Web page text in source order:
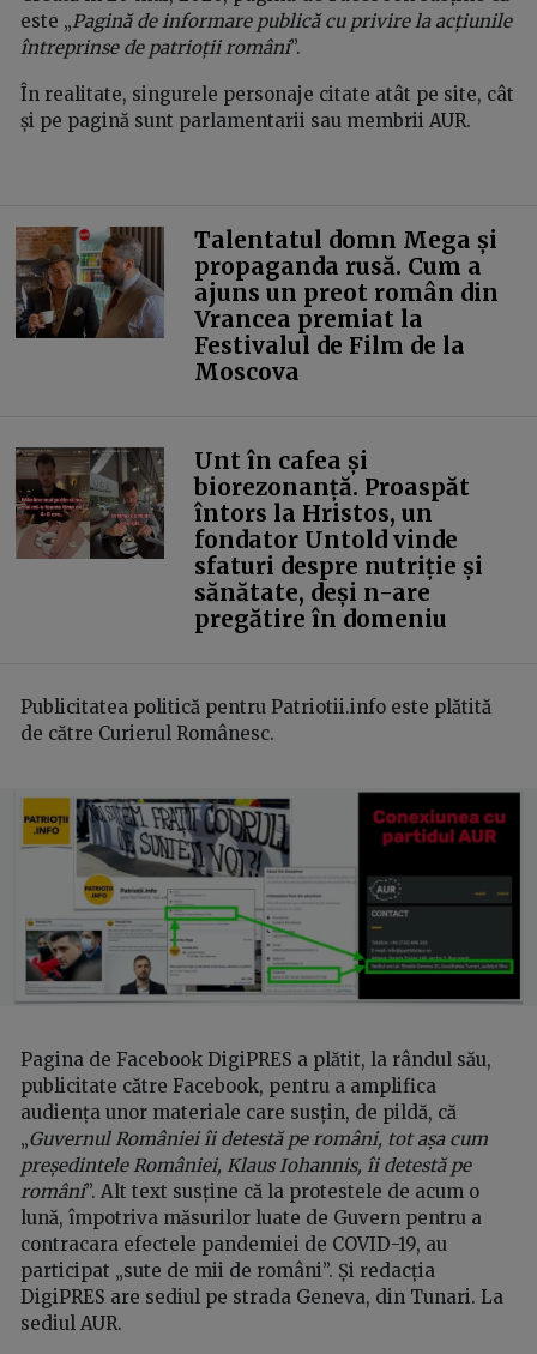
este „Pagină de informare publică cu privire la acțiunile
întreprinse de patrioții români”.
În realitate, singurele personaje citate atât pe site, cât
și pe pagină sunt parlamentarii sau membrii AUR.
Talentatul domn Mega și
propaganda rusă. Cum a
ajuns un preot român din
Vrancea premiat la
Festivalul de Film de la
Moscova
Unt în cafea și
biorezonanță. Proaspăt
întors la Hristos, un
fondator Untold vinde
sfaturi despre nutriție și
sănătate, deși n-are
pregătire în domeniu
Publicitatea politică pentru Patriotii.info este plătită
de către Curierul Românesc.
Pagina de Facebook DigiPRES a plătit, la rândul său,
publicitate către Facebook, pentru a amplifica
audiența unor materiale care susțin, de pildă, că
„Guvernul României îi detestă pe români, tot așa cum
președintele României, Klaus Iohannis, îi detestă pe
români”. Alt text susține că la protestele de acum o
lună, împotriva măsurilor luate de Guvern pentru a
contracara efectele pandemiei de COVID-19, au
participat „sute de mii de români”. Și redacția
DigiPRES are sediul pe strada Geneva, din Tunari. La
sediul AUR.